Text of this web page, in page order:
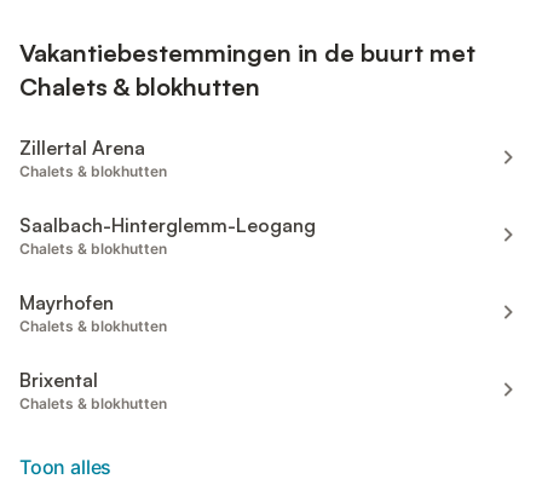
Vakantiebestemmingen in de buurt met
Chalets & blokhutten
Zillertal Arena
Chalets & blokhutten
Saalbach-Hinterglemm-Leogang
Chalets & blokhutten
Mayrhofen
Chalets & blokhutten
Brixental
Chalets & blokhutten
Toon alles